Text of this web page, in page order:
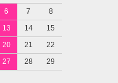
6 7
8
13 14
15
20 21
22
27 28
29